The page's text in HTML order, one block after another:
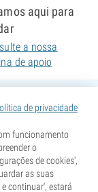
de privacidade
funcionamento
o
de cookies',
as suas
continuar', estará
aqui para
a nossa
de apoio